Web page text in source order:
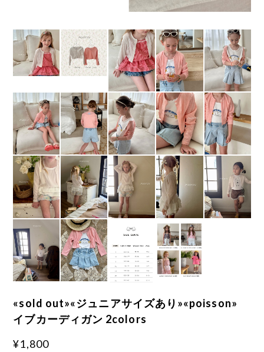
«sold out»«ジュニアサイズあり»«poisson»
イブカーディガン 2colors
¥1,800